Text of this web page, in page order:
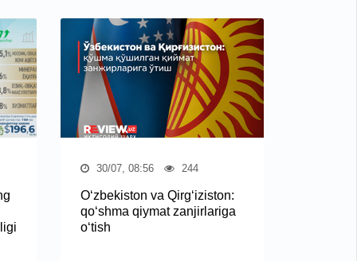
30/07, 08:56 244
O‘zbekiston va Qirg‘iziston:
qo‘shma qiymat zanjirlariga
o‘tish